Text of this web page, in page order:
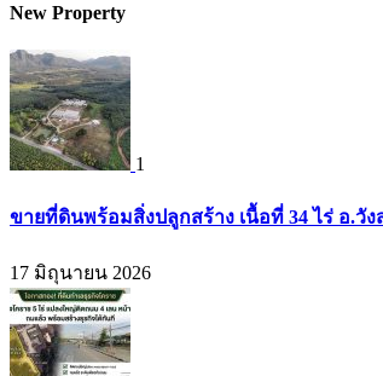
New Property
1
ขายที่ดินพร้อมสิ่งปลูกสร้าง เนื้อที่ 34 ไร่ อ.วั
17 มิถุนายน 2026